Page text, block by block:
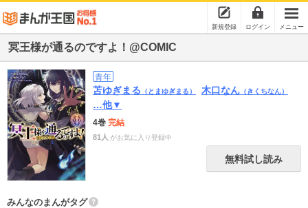
新規登録 ログイン メニュー
冥王様が通るのですよ！@COMIC
青年
苫ゆぎまる （とまゆぎまる） 木口なん （きくちなん）
…他▼
4巻 完結
81人 がお気に入り登録中
無料試し読み
みんなのまんがタグ